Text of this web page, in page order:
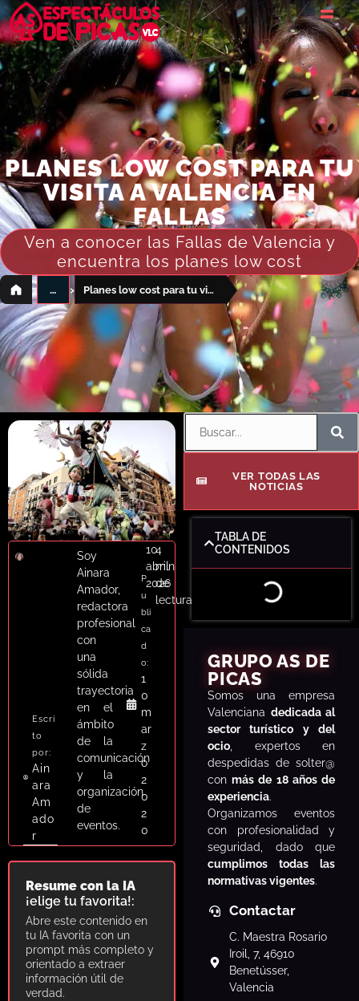
PLANES LOW COST PARA TU
VISITA A VALENCIA EN
FALLAS
Ven a conocer las Fallas de Valencia y
encuentra los planes low cost
› … › Planes low cost para tu visita a Valencia en Fallas
Escri
to
por:
Ain
ara
Am
ado
r
Soy
Ainara
Amador,
redactora
profesional
con
una
sólida
trayectoria
en el
ámbito
de la
comunicación
y la
organización
de
eventos.
P
u
bli
ca
d
o:
1
0
m
ar
z
o
2
0
2
0
10
abril
2026
4
min
de
lectura
Resume con la IA
¡elige tu favorita!:
Abre este contenido en
tu IA favorita con un
prompt más completo y
orientado a extraer
información útil de
verdad.
VER TODAS LAS
NOTICIAS
TABLA DE
CONTENIDOS
GRUPO AS DE
PICAS
Somos una empresa
Valenciana dedicada al
sector turístico y del
ocio , expertos en
despedidas de solter@
conmás de 18 años de
experiencia.
Organizamos eventos
con profesionalidad y
seguridad, dado que
cumplimos todas las
normativas vigentes.
Contactar
C. Maestra Rosario
Iroil, 7, 46910
Benetússer,
Valencia